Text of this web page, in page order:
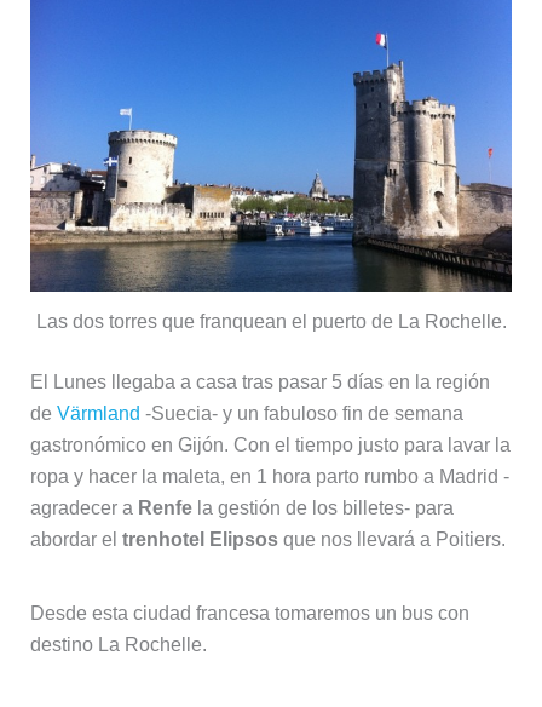
Las dos torres que franquean el puerto de La Rochelle.
El Lunes llegaba a casa tras pasar 5 días en la región
de Värmland -Suecia- y un fabuloso fin de semana
gastronómico en Gijón. Con el tiempo justo para lavar la
ropa y hacer la maleta, en 1 hora parto rumbo a Madrid -
agradecer a Renfela gestión de los billetes- para
abordar el trenhotel Elipsosque nos llevará a Poitiers.
Desde esta ciudad francesa tomaremos un bus con
destino La Rochelle.